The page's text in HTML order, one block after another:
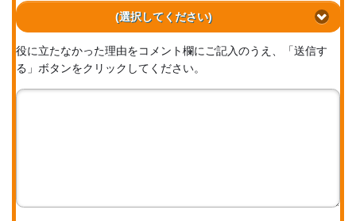
(選択してください)
役に立たなかった理由をコメント欄にご記入のうえ、「送信す
る」ボタンをクリックしてください。